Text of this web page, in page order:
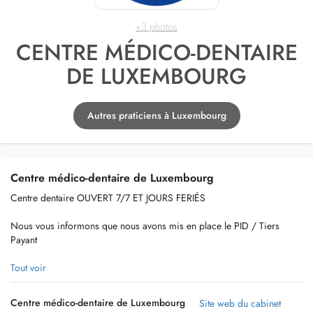
+3 photos
CENTRE MÉDICO-DENTAIRE
DE LUXEMBOURG
Autres praticiens à Luxembourg
Centre médico-dentaire de Luxembourg
Centre dentaire OUVERT 7/7 ET JOURS FERIÉS
Nous vous informons que nous avons mis en place le PID / Tiers
Payant
Dorénavant vous ne payerez plus que la part non pris en charge par la
CNS
Tout voir
Centre médico-dentaire de Luxembourg
Site web du cabinet